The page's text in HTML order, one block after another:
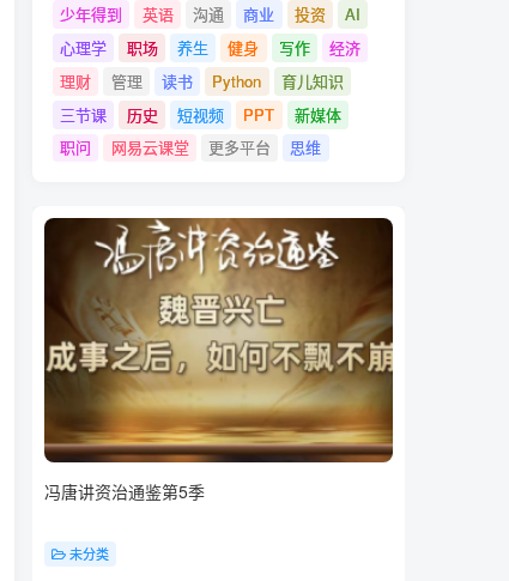
少年得到
英语 沟通 商业 投资
AI
心理学
职场 养生 健身 写作
经济
理财
管理 读书 Python
育儿知识
三节课
历史 短视频 PPT
新媒体
职问
网易云课堂 更多平台 思维
冯唐讲资治通鉴第5季
未分类